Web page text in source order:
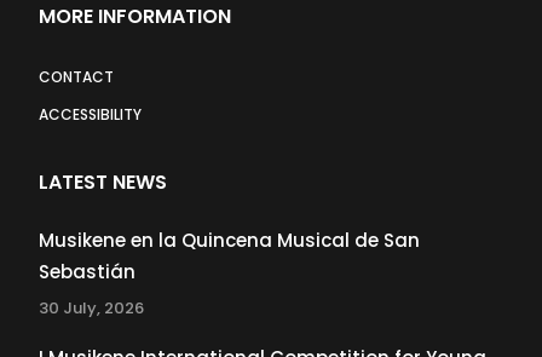
MORE INFORMATION
CONTACT
ACCESSIBILITY
LATEST NEWS
Musikene en la Quincena Musical de San
Sebastián
30 July, 2026